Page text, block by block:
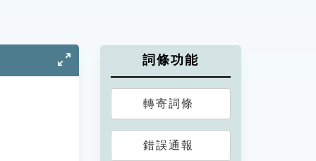
詞條功能
轉寄詞條
錯誤通報